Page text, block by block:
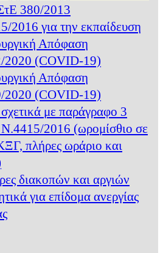
380/2013
2016 για την εκπαίδευση
Απόφαση
2020 (COVID-19)
Απόφαση
2020 (COVID-19)
με παράγραφο 3
2016 (ωρομίσθιο σε
πλήρες ωράριο και
διακοπών και αργιών
για επίδομα ανεργίας